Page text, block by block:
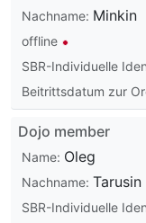
Nachname: Minkin
offline
SBR-Individuelle
Beitrittsdatum zur
Dojo member
Name: Oleg
Nachname: Tarusin
SBR-Individuelle